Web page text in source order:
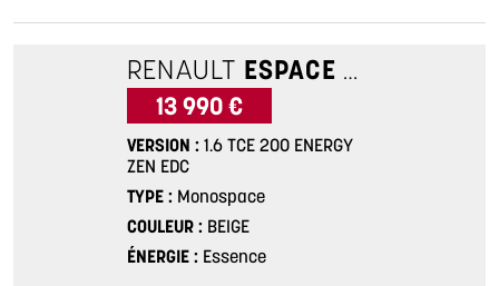
RENAULT ESPACE 5
13 990 €
VERSION
1.6 TCE 200 ENERGY
ZEN EDC
TYPE
Monospace
COULEUR
BEIGE
ÉNERGIE
Essence